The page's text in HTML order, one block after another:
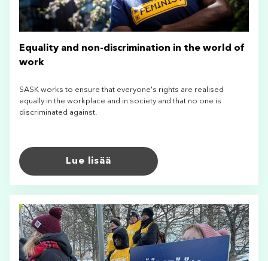
Equality and non-discrimination in the world of
work
SASK works to ensure that everyone's rights are realised
equally in the workplace and in society and that no one is
discriminated against.
Lue lisää